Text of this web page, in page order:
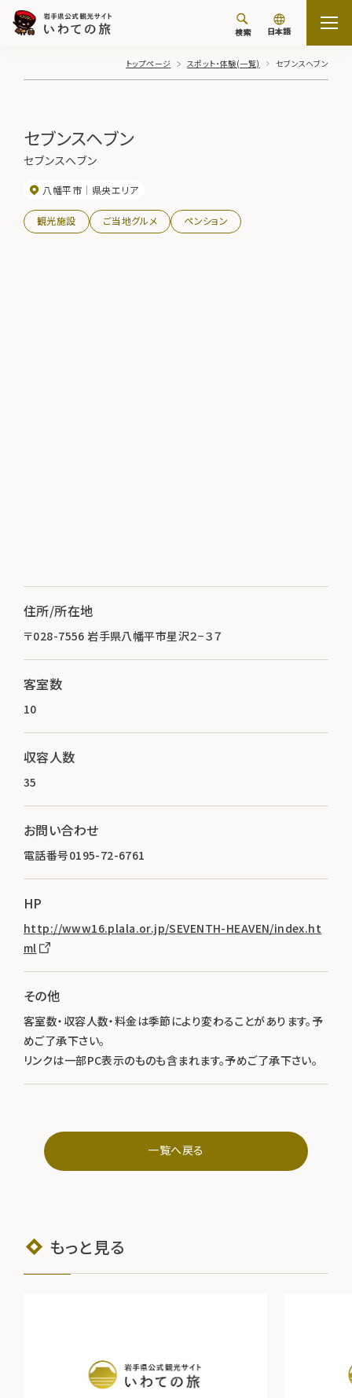
検索 日本語
トップページ スポット・体験(一覧) セブンスヘブン
セブンスヘブン
セブンスヘブン
八幡平市 県央エリア
観光施設 ご当地グルメ ペンション
住所/所在地
〒028-7556 岩手県八幡平市星沢２−３７
客室数
10
収容人数
35
お問い合わせ
電話番号0195-72-6761
HP
http://www16.plala.or.jp/SEVENTH-HEAVEN/index.ht
ml
その他
客室数・収容人数・料金は季節により変わることがあります。予
めご了承下さい。
リンクは一部PC表示のものも含まれます。予めご了承下さい。
一覧へ戻る
もっと見る